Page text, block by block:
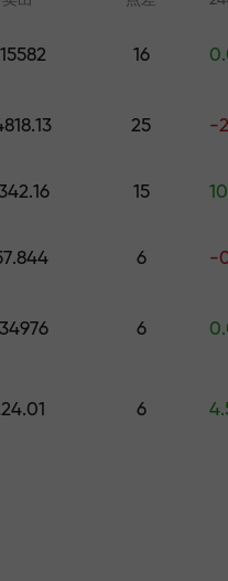
上最
16
25 -
15
6 -
6
6
适合所有水
外汇